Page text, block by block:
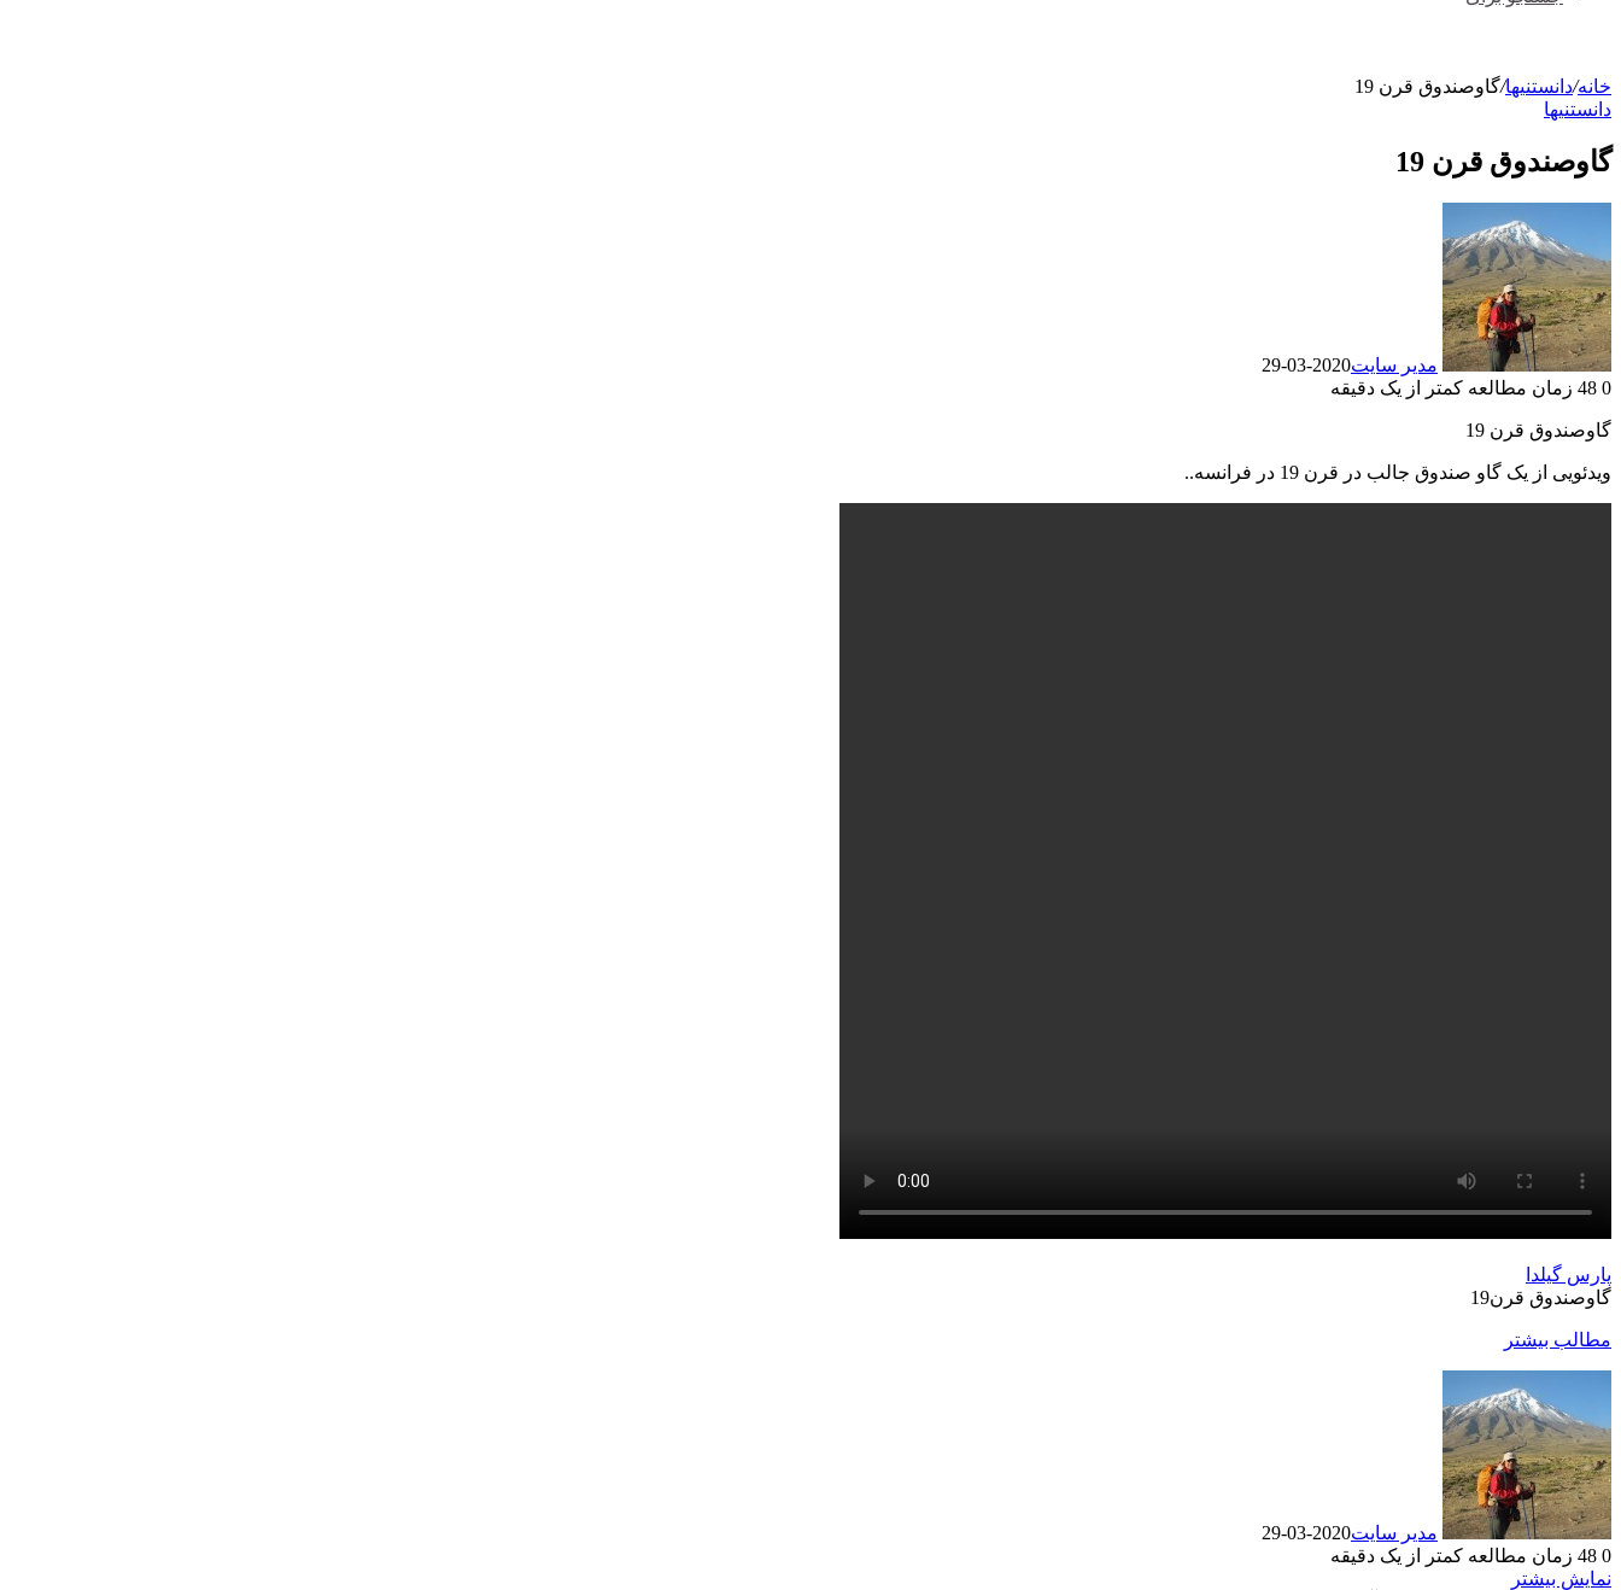
خانه/دانستنیها/گاوصندوق قرن 19
دانستنیها
گاوصندوق قرن 19
مدیر سایت2020-03-29
0
زمان مطالعه کمتر از یک دقیقه
گاوصندوق قرن 19
ویدئویی از یک گاو صندوق جالب در قرن 19 در فرانسه..
پارس گیلدا
گاوصندوق قرن19
مطالب بیشتر
مدیر سایت2020-03-29
0
زمان مطالعه کمتر از یک دقیقه
نمایش بیشتر